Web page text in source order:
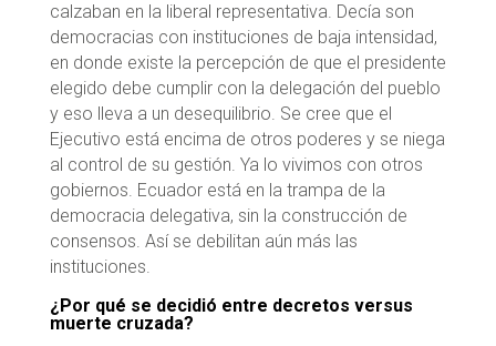
calzaban en la liberal representativa. Decía son
democracias con instituciones de baja intensidad,
en donde existe la percepción de que el presidente
elegido debe cumplir con la delegación del pueblo
y eso lleva a un desequilibrio. Se cree que el
Ejecutivo está encima de otros poderes y se niega
al control de su gestión. Ya lo vivimos con otros
gobiernos. Ecuador está en la trampa de la
democracia delegativa, sin la construcción de
consensos. Así se debilitan aún más las
instituciones.
¿Por qué se decidió entre decretos versus
muerte cruzada?